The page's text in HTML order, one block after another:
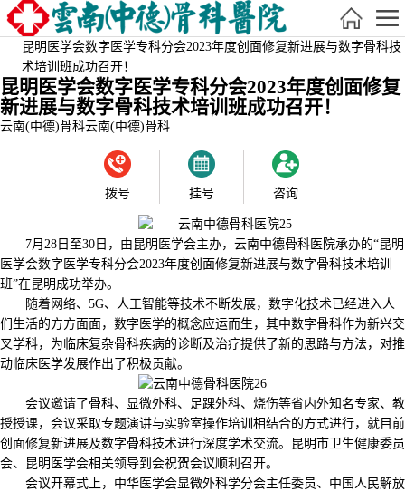
昆明医学会数字医学专科分会2023年度创面修复新进展与数字骨科技
术培训班成功召开！
昆明医学会数字医学专科分会2023年度创面修复
新进展与数字骨科技术培训班成功召开！
云南(中德)骨科云南(中德)骨科
拨号 挂号 咨询
7月28日至30日，由昆明医学会主办，云南中德骨科医院承办的“昆明
医学会数字医学专科分会2023年度创面修复新进展与数字骨科技术培训
班”在昆明成功举办。
随着网络、5G、人工智能等技术不断发展，数字化技术已经进入人
们生活的方方面面，数字医学的概念应运而生，其中数字骨科作为新兴交
叉学科，为临床复杂骨科疾病的诊断及治疗提供了新的思路与方法，对推
动临床医学发展作出了积极贡献。
会议邀请了骨科、显微外科、足踝外科、烧伤等省内外知名专家、教
授授课，会议采取专题演讲与实验室操作培训相结合的方式进行，就目前
创面修复新进展及数字骨科技术进行深度学术交流。昆明市卫生健康委员
会、昆明医学会相关领导到会祝贺会议顺利召开。
会议开幕式上，中华医学会显微外科学分会主任委员、中国人民解放